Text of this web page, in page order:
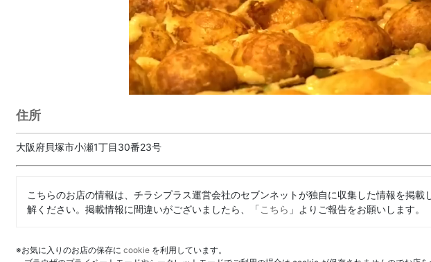
住所
大阪府貝塚市小瀬1丁目30番23号
こちらのお店の情報は、チラシプラス運営会社のセブンネットが独自に収集した情報を掲
解ください。掲載情報に間違いがございましたら、「こちら 」よりご報告をお願いします。
※お気に入りのお店の保存に cookie を利用しています。